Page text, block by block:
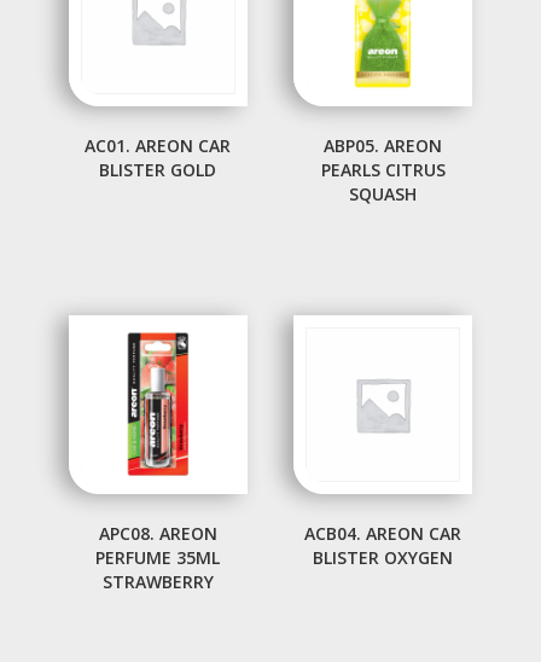
AC01. AREON CAR
BLISTER GOLD
ABP05. AREON
PEARLS CITRUS
SQUASH
APC08. AREON
PERFUME 35ML
STRAWBERRY
ACB04. AREON CAR
BLISTER OXYGEN